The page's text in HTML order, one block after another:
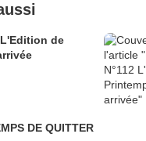
L'Edition de
DE QUITTER